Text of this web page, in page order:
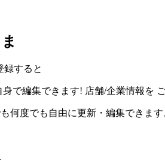
録すると
身で編集できます! 店舗/企業情報を
何度でも自由に更新・編集できます